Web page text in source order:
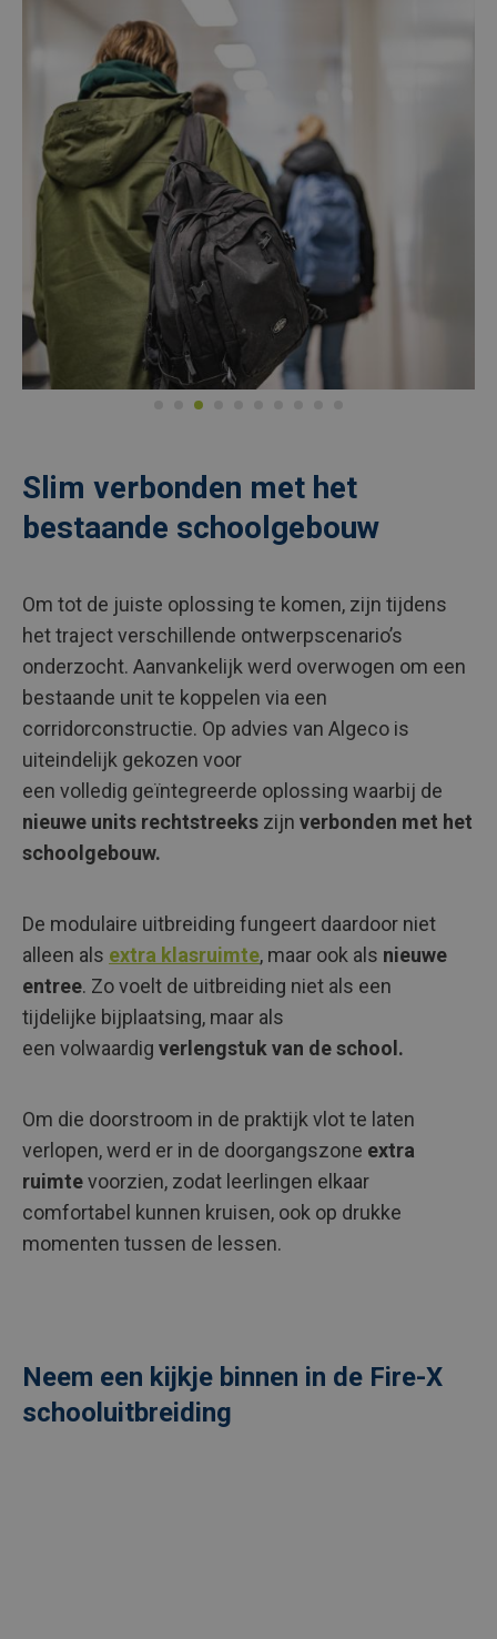
Slim verbonden met het
bestaande schoolgebouw
Om tot de juiste oplossing te komen, zijn tijdens
het traject verschillende ontwerpscenario’s
onderzocht. Aanvankelijk werd overwogen om een
bestaande unit te koppelen via een
corridorconstructie. Op advies van Algeco is
uiteindelijk gekozen voor
een volledig geïntegreerde oplossing waarbij de
nieuwe units rechtstreeks zijn verbonden met het
schoolgebouw.
De modulaire uitbreiding fungeert daardoor niet
alleen als extra klasruimte, maar ook als nieuwe
entree. Zo voelt de uitbreiding niet als een
tijdelijke bijplaatsing, maar als
een volwaardig verlengstuk van de school.
Om die doorstroom in de praktijk vlot te laten
verlopen, werd er in de doorgangszone extra
ruimtevoorzien, zodat leerlingen elkaar
comfortabel kunnen kruisen, ook op drukke
momenten tussen de lessen.
Neem een kijkje binnen in de Fire-X
schooluitbreiding